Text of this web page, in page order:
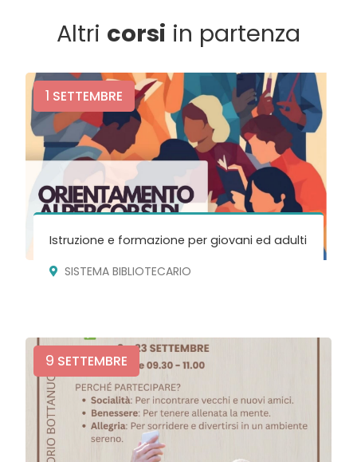
Altri corsi in partenza
1 SETTEMBRE
Istruzione e formazione per giovani ed adulti
SISTEMA BIBLIOTECARIO
9 SETTEMBRE